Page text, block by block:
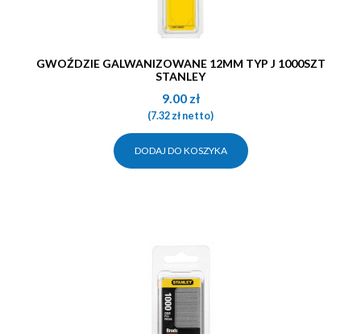
GWOŹDZIE GALWANIZOWANE 12MM TYP J 1000SZT
STANLEY
9.00 zł
(7.32złnetto)
DODAJ DO KOSZYKA